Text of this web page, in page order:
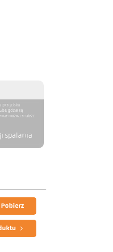
przycisku
gdzie są
można znaleźć
spalania
Pobierz